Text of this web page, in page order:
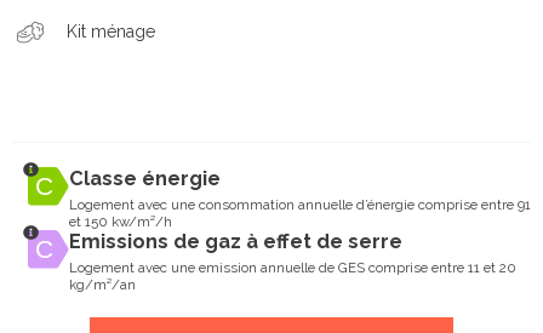
Kit ménage
Classe énergie
Logement avec une consommation annuelle d’énergie comprise entre 91
et 150 kw/m²/h
Emissions de gaz à effet de serre
Logement avec une emission annuelle de GES comprise entre 11 et 20
kg/m²/an